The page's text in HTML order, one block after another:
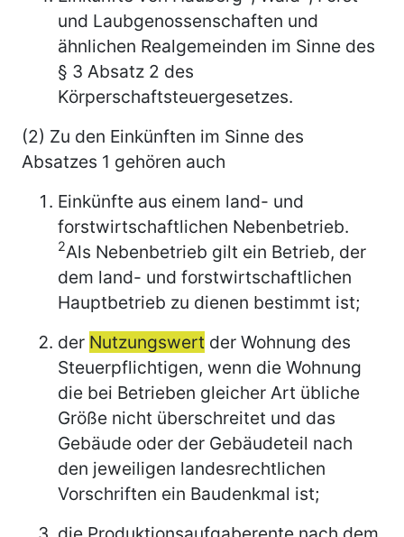
und Laubgenossenschaften und
ähnlichen Realgemeinden im Sinne des
§ 3 Absatz 2 des
Körperschaftsteuergesetzes.
(2) Zu den Einkünften im Sinne des
Absatzes 1 gehören auch
Einkünfte aus einem land- und
forstwirtschaftlichen Nebenbetrieb.
2Als Nebenbetrieb gilt ein Betrieb, der
dem land- und forstwirtschaftlichen
Hauptbetrieb zu dienen bestimmt ist;
der Nutzungswert der Wohnung des
Steuerpflichtigen, wenn die Wohnung
die bei Betrieben gleicher Art übliche
Größe nicht überschreitet und das
Gebäude oder der Gebäudeteil nach
den jeweiligen landesrechtlichen
Vorschriften ein Baudenkmal ist;